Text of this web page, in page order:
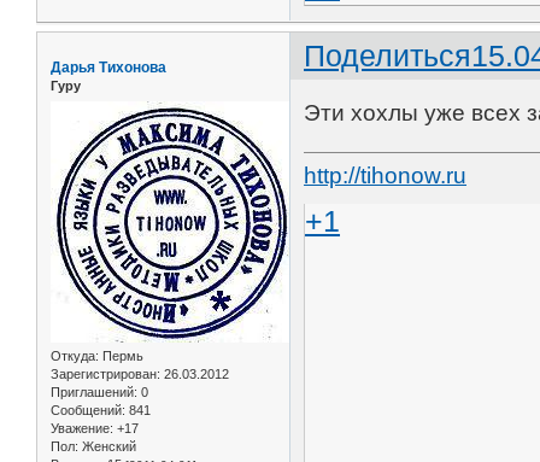
Поделиться
Дарья Тихонова
Гуру
Откуда: Пермь
Зарегистрирован: 26.03.2012
Приглашений: 0
Сообщений: 841
Уважение: +17
Пол: Женский
Эти хохлы уже всех
http://tihonow.ru
+1